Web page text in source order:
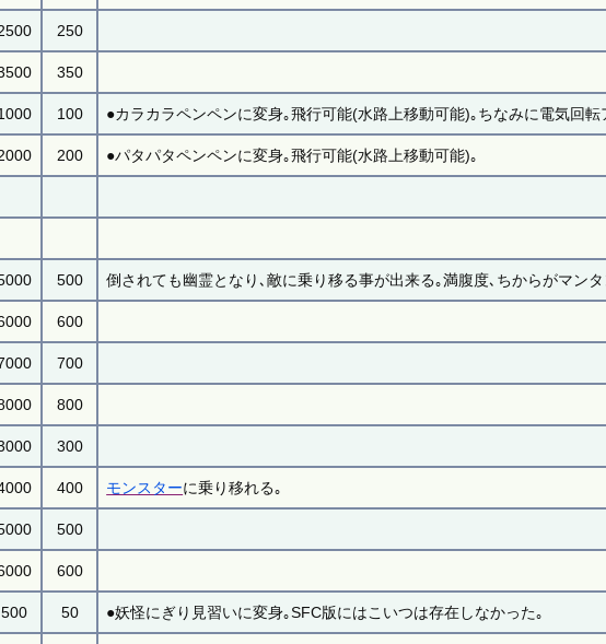
250
350
100 ●カラカラペンペンに変身｡飛行可能(水路上移動可能)｡ちなみに電気回
200 ●パタパタペンペンに変身｡飛行可能(水路上移動可能)｡
500 倒されても幽霊となり､敵に乗り移る事が出来る｡満腹度､ちからがマン
600
700
800
300
400 モンスターに乗り移れる｡
500
600
500 50 ●妖怪にぎり見習いに変身｡SFC版にはこいつは存在しなかった｡